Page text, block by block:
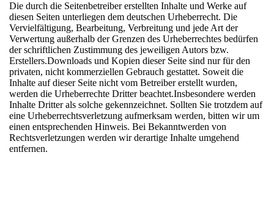
Die durch die Seitenbetreiber erstellten Inhalte und Werke auf
diesen Seiten unterliegen dem deutschen Urheberrecht. Die
Vervielfältigung, Bearbeitung, Verbreitung und jede Art der
Verwertung außerhalb der Grenzen des Urheberrechtes bedürfen
der schriftlichen Zustimmung des jeweiligen Autors bzw.
Erstellers.Downloads und Kopien dieser Seite sind nur für den
privaten, nicht kommerziellen Gebrauch gestattet. Soweit die
Inhalte auf dieser Seite nicht vom Betreiber erstellt wurden,
werden die Urheberrechte Dritter beachtet.Insbesondere werden
Inhalte Dritter als solche gekennzeichnet. Sollten Sie trotzdem auf
eine Urheberrechtsverletzung aufmerksam werden, bitten wir um
einen entsprechenden Hinweis. Bei Bekanntwerden von
Rechtsverletzungen werden wir derartige Inhalte umgehend
entfernen.